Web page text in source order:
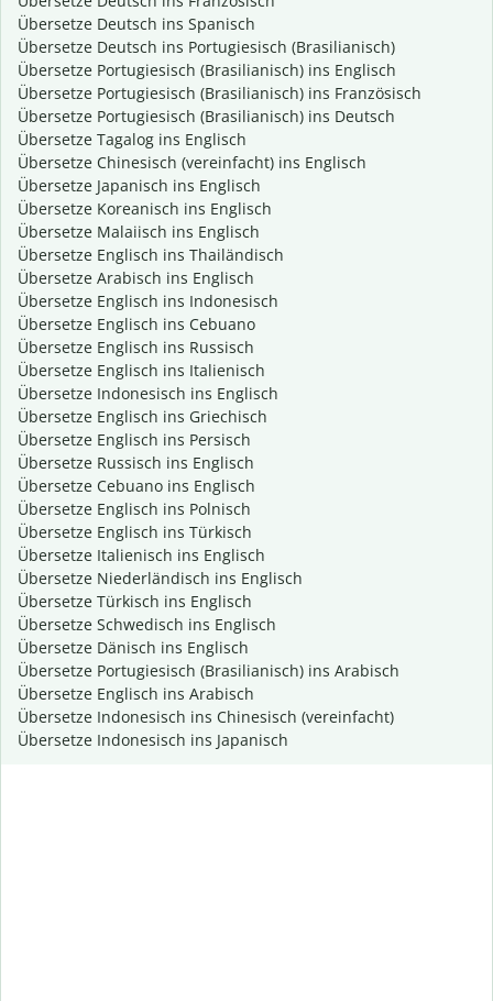
Übersetze Deutsch ins Spanisch
Übersetze Deutsch ins Portugiesisch (Brasilianisch)
Übersetze Portugiesisch (Brasilianisch) ins Englisch
Übersetze Portugiesisch (Brasilianisch) ins Französisch
Übersetze Portugiesisch (Brasilianisch) ins Deutsch
Übersetze Tagalog ins Englisch
Übersetze Chinesisch (vereinfacht) ins Englisch
Übersetze Japanisch ins Englisch
Übersetze Koreanisch ins Englisch
Übersetze Malaiisch ins Englisch
Übersetze Englisch ins Thailändisch
Übersetze Arabisch ins Englisch
Übersetze Englisch ins Indonesisch
Übersetze Englisch ins Cebuano
Übersetze Englisch ins Russisch
Übersetze Englisch ins Italienisch
Übersetze Indonesisch ins Englisch
Übersetze Englisch ins Griechisch
Übersetze Englisch ins Persisch
Übersetze Russisch ins Englisch
Übersetze Cebuano ins Englisch
Übersetze Englisch ins Polnisch
Übersetze Englisch ins Türkisch
Übersetze Italienisch ins Englisch
Übersetze Niederländisch ins Englisch
Übersetze Türkisch ins Englisch
Übersetze Schwedisch ins Englisch
Übersetze Dänisch ins Englisch
Übersetze Portugiesisch (Brasilianisch) ins Arabisch
Übersetze Englisch ins Arabisch
Übersetze Indonesisch ins Chinesisch (vereinfacht)
Übersetze Indonesisch ins Japanisch